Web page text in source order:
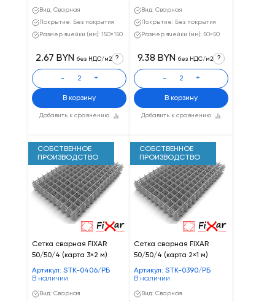
Вид: Сварная
Покрытие: Без покрытия
Размер ячейки (мм): 150×150
Добавить к сравнению
2.67 BYN без НДС/м2 ?
- +
В корзину
Вид: Сварная
Покрытие: Без покрытия
Размер ячейки (мм): 50×50
Добавить к сравнению
9.38 BYN без НДС/м2 ?
- +
В корзину
СОБСТВЕННОЕ
ПРОИЗВОДСТВО
Сетка сварная FIXAR
50/50/4 (карта 3×2 м)
Артикул: STK-0406/РБ
В наличии
Вид: Сварная
СОБСТВЕННОЕ
ПРОИЗВОДСТВО
Сетка сварная FIXAR
50/50/4 (карта 2×1 м)
Артикул: STK-0390/РБ
В наличии
Вид: Сварная